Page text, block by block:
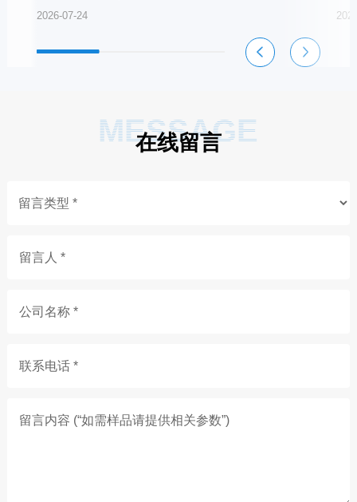
2026-07-24
MESSAGE
在线留言
留言人 *
公司名称 *
联系电话 *
留言内容 (“如需样品请提供相关参数”)